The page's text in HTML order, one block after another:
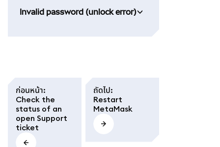
Invalid password (unlock error)
ก่อนหน้า:
Check the
status of an
open Support
ticket
ถัดไป:
Restart
MetaMask